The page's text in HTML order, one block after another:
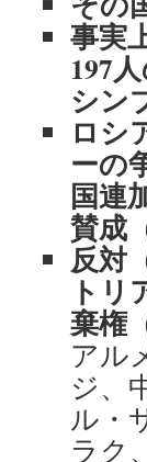
事実
197
シン
ロシ
ーの
国連
賛成
反対
トリ
棄権
アル
ジ、
ル・
ラク